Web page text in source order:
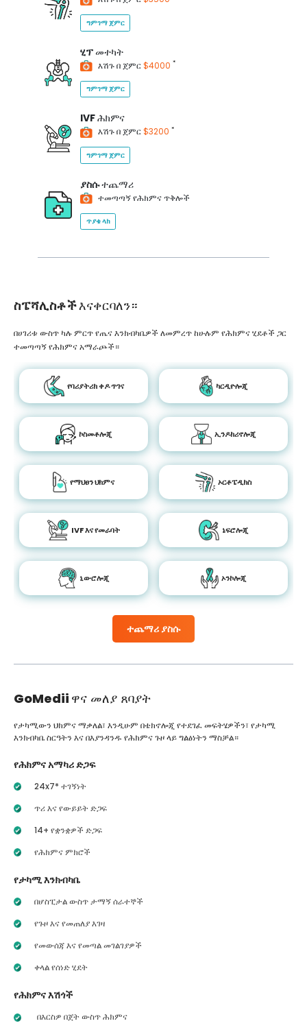
ግምገማ ጀምር
ሂፕመተካት
እሽጉ በ ጀምር$4000 *
ግምገማ ጀምር
IVFሕክምና
እሽጉ በ ጀምር$3200 *
ግምገማ ጀምር
ያስሱተጨማሪ
ተመጣጣኝ የሕክምና ጥቅሎች
ጥያቄ ላክ
ስፔሻሊስቶችእናቀርባለን።
ተጨማሪ ያስሱ
በሀገሪቱ ውስጥ ካሉ ምርጥ የጤና እንክብካቤዎች ለመምረጥ ከሁሉም የሕክምና ሂደቶች ጋር
ተመጣጣኝ የሕክምና አማራጮች።
የባሪያትሪክ ቀዶ ጥገና ካርዲዮሎጂ
ኮስመቶሎጂ ኢንዶክሪኖሎጂ
የማህፀን ህክምና ኦርቶፔዲክስ
IVF እና የመራባት ኔፍሮሎጂ
ኒውሮሎጂ ኦንኮሎጂ
GoMedii ዋና መለያ ጸባያት
የታካሚውን ህክምና ማቃለል፣ እንዲሁም በቴክኖሎጂ የተደገፈ መፍትሄዎችን፣ የታካሚ
እንክብካቤ ስርዓትን እና በእያንዳንዱ የሕክምና ጉዞ ላይ ግልፅነትን ማስቻል።
የሕክምና አማካሪ ድጋፍ
24x7* ተገኝነት
ጥሪ እና የውይይት ድጋፍ
14+ የቋንቋዎች ድጋፍ
የሕክምና ምክሮች
የታካሚ እንክብካቤ
በሆስፒታል ውስጥ ታማኝ ሰራተኞች
የጉዞ እና የመጠለያ እገዛ
የመውሰጃ እና የመጣል መገልገያዎች
ቀላል የሰነድ ሂደት
የሕክምና እሽጎች
በእርስዎ በጀት ውስጥ ሕክምና